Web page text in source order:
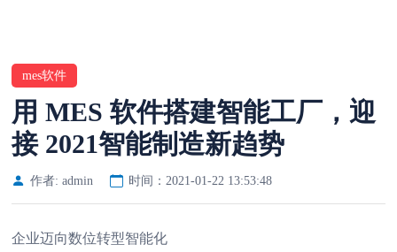
mes软件
用 MES 软件搭建智能工厂，迎
接 2021智能制造新趋势
作者: admin 时间：2021-01-22 13:53:48
企业迈向数位转型智能化